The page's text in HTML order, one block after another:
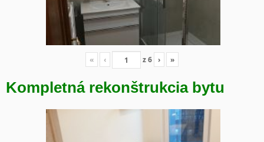
« ‹ z6 › »
Kompletná rekonštrukcia bytu